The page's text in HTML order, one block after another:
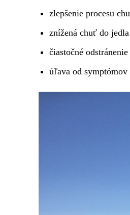
zlepšenie procesu
znížená chuť do
čiastočné
úľava od symptómov